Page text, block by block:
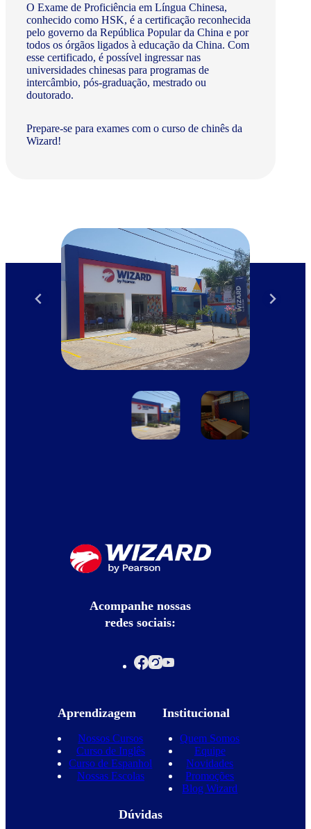
O Exame de Proficiência em Língua Chinesa,
conhecido como HSK, é a certificação reconhecida
pelo governo da República Popular da China e por
todos os órgãos ligados à educação da China. Com
esse certificado, é possível ingressar nas
universidades chinesas para programas de
intercâmbio, pós-graduação, mestrado ou
doutorado.
Prepare-se para exames com o curso de chinês da
Wizard!
Acompanhe nossas
redes sociais:
Aprendizagem
Nossos Cursos
Curso de Inglês
Curso de Espanhol
Nossas Escolas
Institucional
Quem Somos
Equipe
Novidades
Promoções
Blog Wizard
Dúvidas